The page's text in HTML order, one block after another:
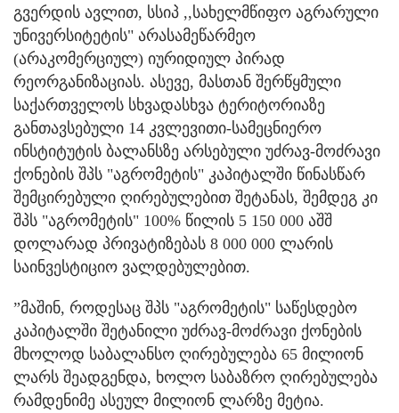
გვერდის ავლით, სსიპ ,,სახელმწიფო აგრარული
უნივერსიტეტის" არასამეწარმეო
(არაკომერციულ) იურიდიულ პირად
რეორგანიზაციას. ასევე, მასთან შერწყმული
საქართველოს სხვადასხვა ტერიტორიაზე
განთავსებული 14 კვლევითი-სამეცნიერო
ინსტიტუტის ბალანსზე არსებული უძრავ-მოძრავი
ქონების შპს "აგრომეტის" კაპიტალში წინასწარ
შემცირებული ღირებულებით შეტანას, შემდეგ კი
შპს "აგრომეტის" 100% წილის 5 150 000 აშშ
დოლარად პრივატიზებას 8 000 000 ლარის
საინვესტიციო ვალდებულებით.
”მაშინ, როდესაც შპს "აგრომეტის" საწესდებო
კაპიტალში შეტანილი უძრავ-მოძრავი ქონების
მხოლოდ საბალანსო ღირებულება 65 მილიონ
ლარს შეადგენდა, ხოლო საბაზრო ღირებულება
რამდენიმე ასეულ მილიონ ლარზე მეტია.